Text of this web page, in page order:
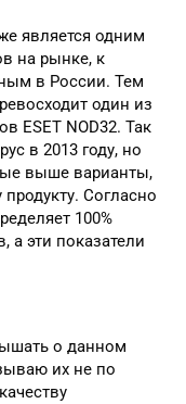
является одним
на рынке, к
в России. Тем
один из
ESET NOD32. Так
в 2013 году, но
выше варианты,
Согласно
100%
а эти показатели
о данном
их не по